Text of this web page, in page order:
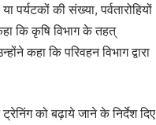
पर्यटकों की संख्या, पर्वतारोहियों
कि कृषि विभाग के तहत्
कहा कि परिवहन विभाग द्वारा
को बढ़ाये जाने के निर्देश दिए